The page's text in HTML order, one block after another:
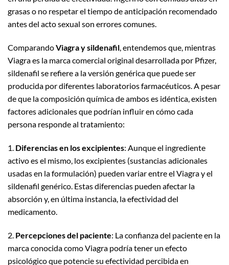
grasas o no respetar el tiempo de anticipación recomendado
antes del acto sexual son errores comunes.
ComparandoViagra y sildenafil, entendemos que, mientras
Viagra es la marca comercial original desarrollada por Pfizer,
sildenafil se refiere a la versión genérica que puede ser
producida por diferentes laboratorios farmacéuticos. A pesar
de que la composición química de ambos es idéntica, existen
factores adicionales que podrían influir en cómo cada
persona responde al tratamiento:
1. Diferencias en los excipientes: Aunque el ingrediente
activo es el mismo, los excipientes (sustancias adicionales
usadas en la formulación) pueden variar entre el Viagra y el
sildenafil genérico. Estas diferencias pueden afectar la
absorción y, en última instancia, la efectividad del
medicamento.
2. Percepciones del paciente: La confianza del paciente en la
marca conocida como Viagra podría tener un efecto
psicológico que potencie su efectividad percibida en